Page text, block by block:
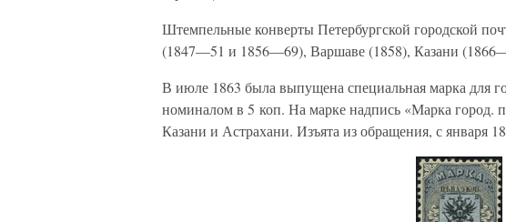
Штемпельные конверты Петербургской городской
(1847—51 и 1856—69), Варшаве (1858), Казани
В июле 1863 была выпущена специальная марка для
номиналом в 5 коп. На марке надпись «Марка город.
Казани и Астрахани. Изъята из обращения, с января